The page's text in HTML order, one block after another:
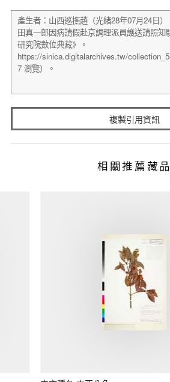
複製引用資訊
相關推薦藏品